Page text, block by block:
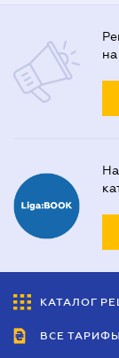
на
КАТАЛОГ
ВСЕ